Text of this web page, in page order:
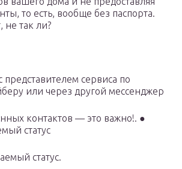
то есть, вообще без паспорта.
не так ли?
представителем сервиса по
или через другой мессенджер
контактов — это важно!. ●
статус
статус.